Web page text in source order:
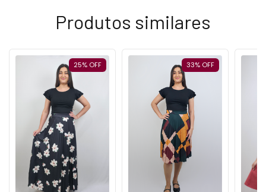
Produtos similares
25% OFF 33% OFF